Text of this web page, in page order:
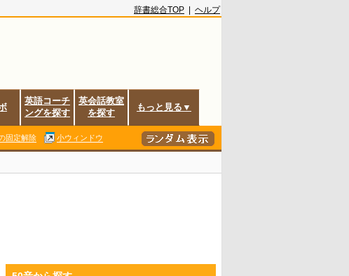
辞書総合TOP ヘルプ
英語コーチ
ングを探す
英会話教室
を探す
もっと見る▼
固定解除 小ウィンドウ